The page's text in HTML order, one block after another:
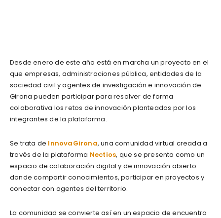
Desde enero de este año está en marcha un proyecto en el
que empresas, administraciones pública, entidades de la
sociedad civil y agentes de investigación e innovación de
Girona pueden participar para resolver de forma
colaborativa los retos de innovación planteados por los
integrantes de la plataforma.
Se trata de InnovaGirona, una comunidad virtual creada a
través de la plataforma Nectios, que se presenta como un
espacio de colaboración digital y de innovación abierto
donde compartir conocimientos, participar en proyectos y
conectar con agentes del territorio.
La comunidad se convierte así en un espacio de encuentro